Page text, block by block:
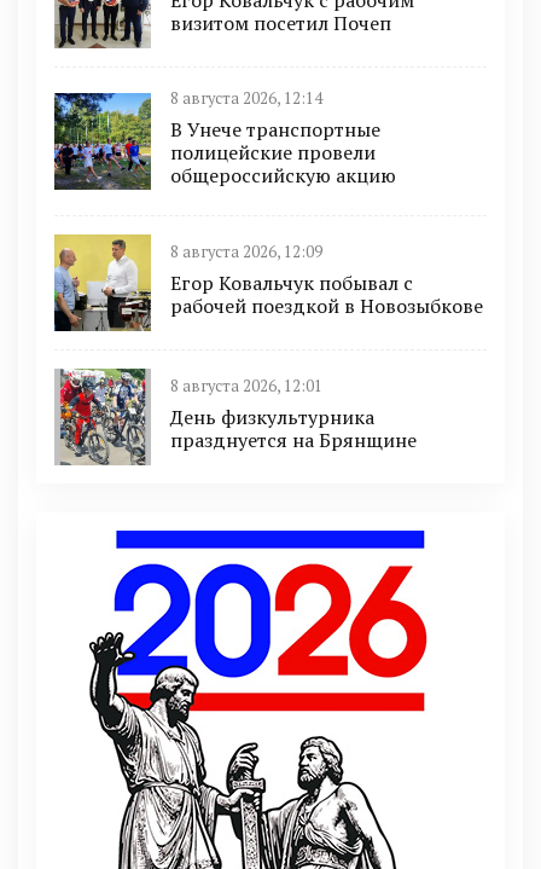
визитом посетил Почеп
8 августа 2026, 12:14
В Унече транспортные
полицейские провели
общероссийскую акцию
8 августа 2026, 12:09
Егор Ковальчук побывал с
рабочей поездкой в Новозыбкове
8 августа 2026, 12:01
День физкультурника
празднуется на Брянщине